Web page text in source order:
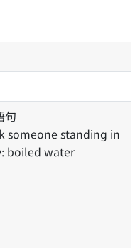
句
boiled water